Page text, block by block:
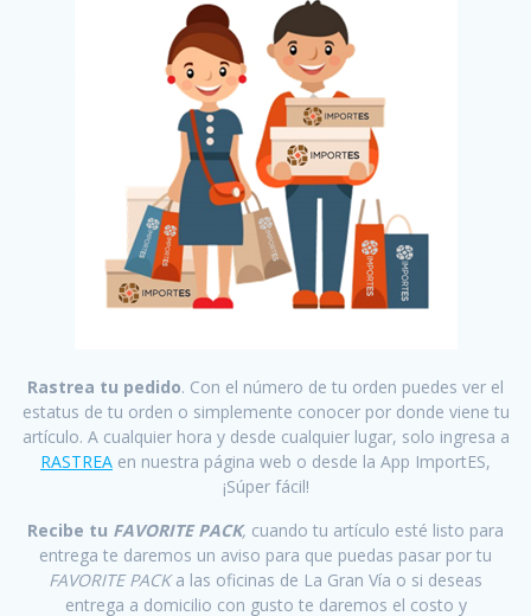
Rastrea tu pedido. Con el número de tu orden puedes ver el
estatus de tu orden o simplemente conocer por donde viene tu
artículo. A cualquier hora y desde cualquier lugar, solo ingresa a
RASTREA en nuestra página web o desde la App ImportES,
¡Súper fácil!
Recibe tu FAVORITE PACK, cuando tu artículo esté listo para
entrega te daremos un aviso para que puedas pasar por tu
FAVORITE PACKa las oficinas de La Gran Vía o si deseas
entrega a domicilio con gusto te daremos el costo y